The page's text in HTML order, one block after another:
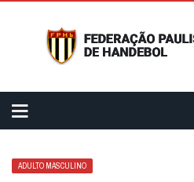
ADULTO MASCULINO